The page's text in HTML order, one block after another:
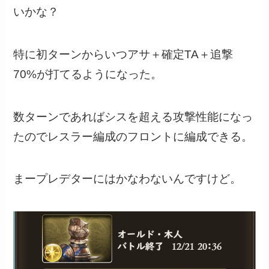
いかな？
特に初ターンからいつアサ＋確定TA＋追撃
70%が打てるようになった。
数ターンであればシスを超える攻撃性能になっ
たのでレスラー編成のフロントに編成できる。
まープレデターにはかなわないんですけど。